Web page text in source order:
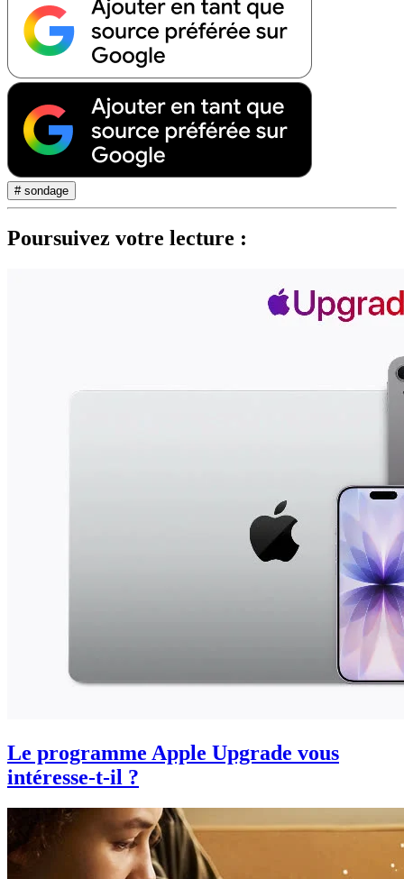
# sondage
Poursuivez votre lecture :
Le programme Apple Upgrade vous
intéresse-t-il ?